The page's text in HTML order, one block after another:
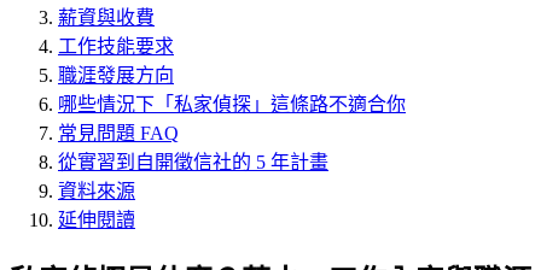
薪資與收費
工作技能要求
職涯發展方向
哪些情況下「私家偵探」這條路不適合你
常見問題 FAQ
從實習到自開徵信社的 5 年計畫
資料來源
延伸閱讀